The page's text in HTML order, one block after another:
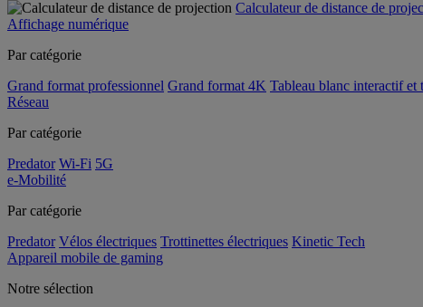
Calculateur de distance de
Affichage numérique
Par catégorie
Grand format professionnel Grand format 4K Tableau blanc interactif et
Réseau
Par catégorie
Predator Wi-Fi 5G
e-Mobilité
Par catégorie
Predator Vélos électriques Trottinettes électriques Kinetic Tech
Appareil mobile de gaming
Notre sélection